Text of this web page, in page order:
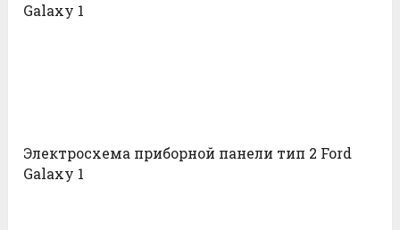
Galaxy 1
Электросхема приборной панели тип 2 Ford
Galaxy 1